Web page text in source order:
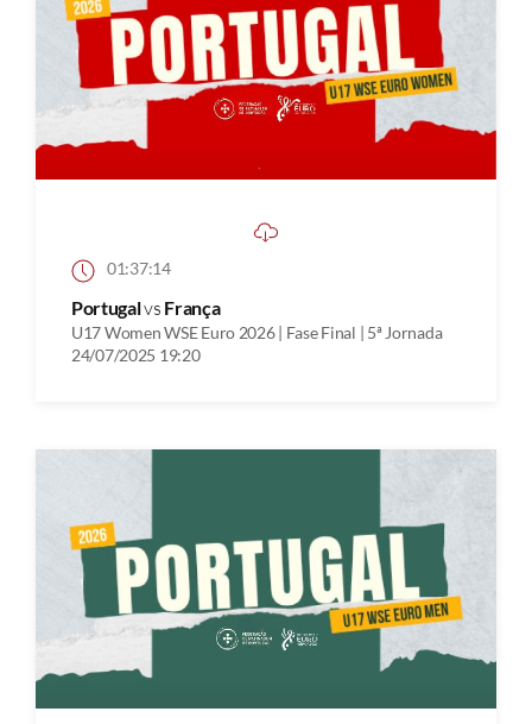
01:37:14
Portugalvs França
U17 Women WSE Euro 2026 | Fase Final | 5ª Jornada
24/07/2025 19:20